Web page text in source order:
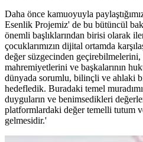
Daha önce kamuoyuyla
Esenlik Projemiz' de bu bütüncül
önemli başlıklarından birisi olarak
çocuklarımızın dijital ortamda
değer süzgecinden geçirebilmelerini,
mahremiyetlerini ve başkalarının
dünyada sorumlu, bilinçli ve ahlaki
hedefledik. Buradaki temel
duyguların ve benimsedikleri
platformlardaki değer temelli tutum ve
gelmesidir.'